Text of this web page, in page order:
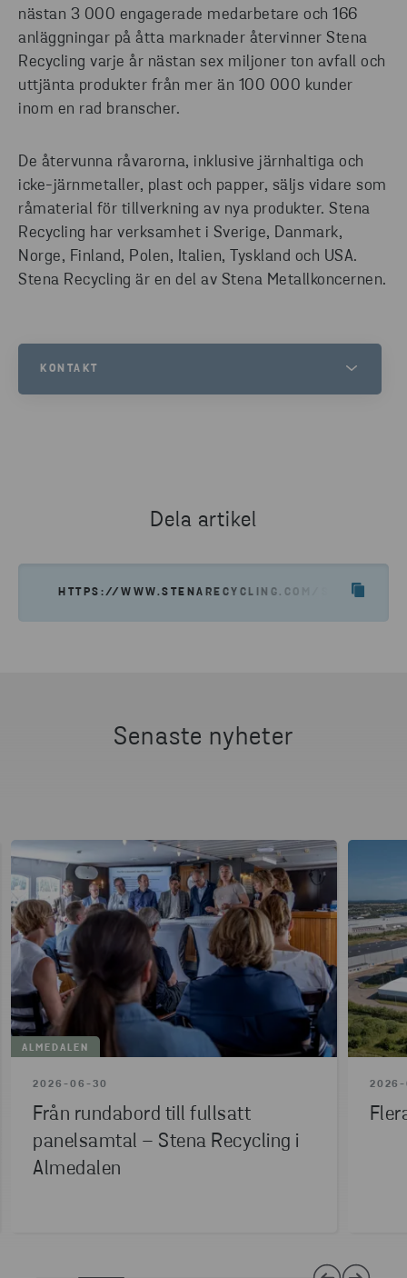
nästan 3 000 engagerade medarbetare och 166
anläggningar på åtta marknader återvinner Stena
Recycling varje år nästan sex miljoner ton avfall och
uttjänta produkter från mer än 100 000 kunder
inom en rad branscher.
De återvunna råvarorna, inklusive järnhaltiga och
icke-järnmetaller, plast och papper, säljs vidare som
råmaterial för tillverkning av nya produkter. Stena
Recycling har verksamhet i Sverige, Danmark,
Norge, Finland, Polen, Italien, Tyskland och USA.
Stena Recycling är en del av Stena Metallkoncernen.
KONTAKT
Dela artikel
HTTPS://WWW.STENARECYCLING.COM/SV/
Senaste nyheter
ALMEDALEN
2026-06-30
Från rundabord till fullsatt
panelsamtal – Stena Recycling i
Almedalen